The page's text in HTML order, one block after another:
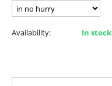
Availability: In stock